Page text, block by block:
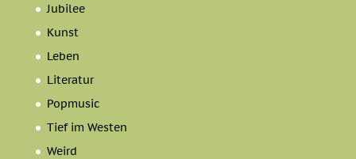
Jubilee
Kunst
Leben
Literatur
Popmusic
Tief im Westen
Weird